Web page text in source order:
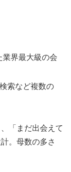
業界最大級の会
索など複数の
「まだ出会えて
。母数の多さ